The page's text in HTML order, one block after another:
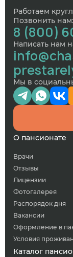
Работаем
Позвонить нам:
8 (800)
Написать нам
Мы в
О пансионате
Врачи
Отзывы
Лицензии
Фотогалерея
Распорядок дня
Вакансии
Оформление в
Условия
Каталог